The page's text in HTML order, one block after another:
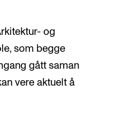
og
som begge
gått saman
vere aktuelt å